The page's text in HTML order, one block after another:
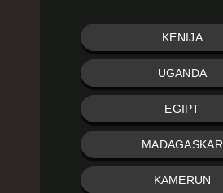
KENIJA
UGANDA
EGIPT
MADAGASKAR
KAMERUN